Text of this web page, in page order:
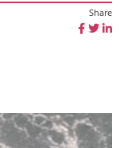
Share